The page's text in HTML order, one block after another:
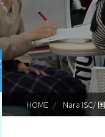
HOME Nara ISC/